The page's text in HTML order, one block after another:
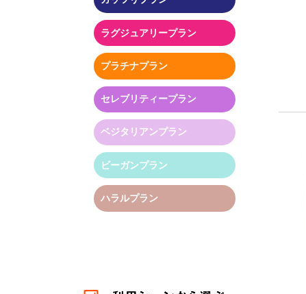
ラグジュアリープラン
プラチナプラン
セレブリティープラン
ベジタリアンプラン
ビーガンプラン
ハラルプラン